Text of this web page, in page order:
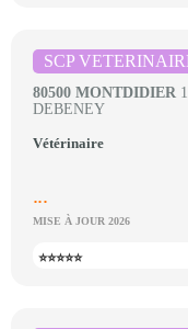
SCP
80500 MONTDIDIER
DEBENEY
Vétérinaire
...
MISE À JOUR 2026
⭐⭐⭐⭐⭐